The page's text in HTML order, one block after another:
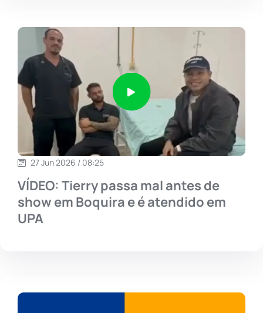
27 Jun 2026 / 08:25
VÍDEO: Tierry passa mal antes de
show em Boquira e é atendido em
UPA